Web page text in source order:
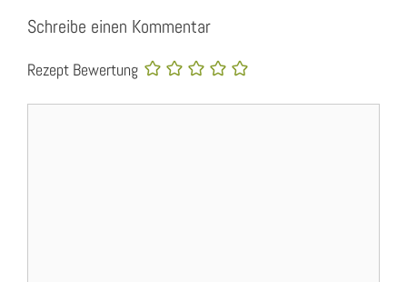
Schreibe einen Kommentar
Rezept Bewertung